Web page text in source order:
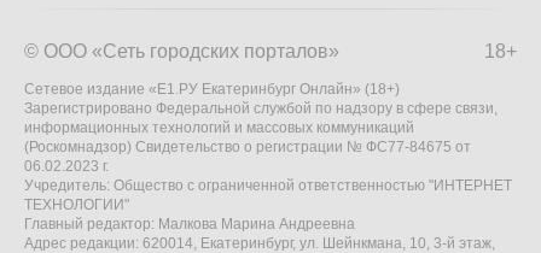
18+
© ООО «Сеть городских порталов»
Сетевое издание «Е1.РУ Екатеринбург Онлайн» (18+)
Зарегистрировано Федеральной службой по надзору в сфере связи,
информационных технологий и массовых коммуникаций
(Роскомнадзор) Свидетельство о регистрации № ФС77-84675 от
06.02.2023 г.
Учредитель: Общество с ограниченной ответственностью "ИНТЕРНЕТ
ТЕХНОЛОГИИ"
Главный редактор: Малкова Марина Андреевна
Адрес редакции: 620014, Екатеринбург, ул. Шейнкмана, 10, 3-й этаж,